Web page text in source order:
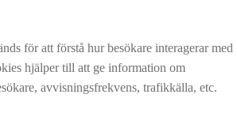
för att förstå hur besökare interagerar med
hjälper till att ge information om
avvisningsfrekvens, trafikkälla, etc.